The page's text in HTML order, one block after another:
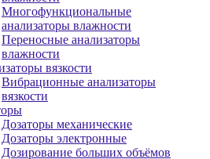
Многофункциональные
анализаторы влажности
Переносные анализаторы
влажности
вязкости
Вибрационные анализаторы
вязкости
Дозаторы механические
Дозаторы электронные
Дозирование больших объёмов